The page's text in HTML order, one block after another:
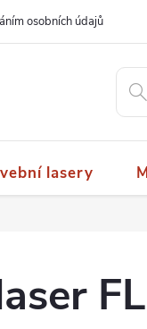
osobních údajů
lasery